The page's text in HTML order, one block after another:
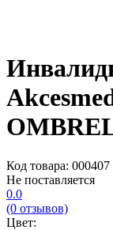
Код товара: 000407
Не поставляется
0.0
(0 отзывов)
Цвет: